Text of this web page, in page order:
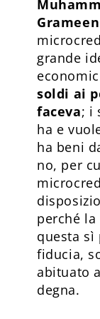
grande
soldi ai
faceva; i
ha e
ha beni
no, per
perché
questa sì
fiducia,
abituato
degna.